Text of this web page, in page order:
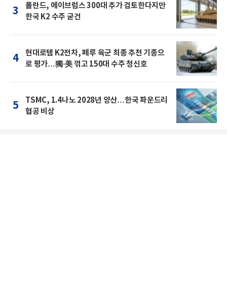
3
폴란드, 에이브럼스 300대 추가 검토한다지만
한국 K2 수주 굳건
4
현대로템 K2전차, 페루 육군 최종 추천 기종으
로 평가…獨·美 꺾고 150대 수주 청신호
5
TSMC, 1.4나노 2028년 양산…한국 파운드리
협공 비상